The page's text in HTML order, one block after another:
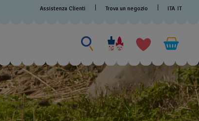
Assistenza Clienti Trova un negozio ITA IT
Cerca